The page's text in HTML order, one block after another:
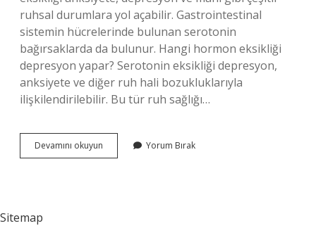
ruhsal durumlara yol açabilir. Gastrointestinal
sistemin hücrelerinde bulunan serotonin
bağırsaklarda da bulunur. Hangi hormon eksikliği
depresyon yapar? Serotonin eksikliği depresyon,
anksiyete ve diğer ruh hali bozukluklarıyla
ilişkilendirilebilir. Bu tür ruh sağlığı…
Devamını okuyun Anksiyete
Hangi
Yorum Bırak
Sitemap